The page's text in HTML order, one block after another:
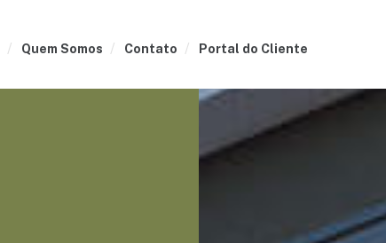
Quem Somos Contato Portal do Cliente